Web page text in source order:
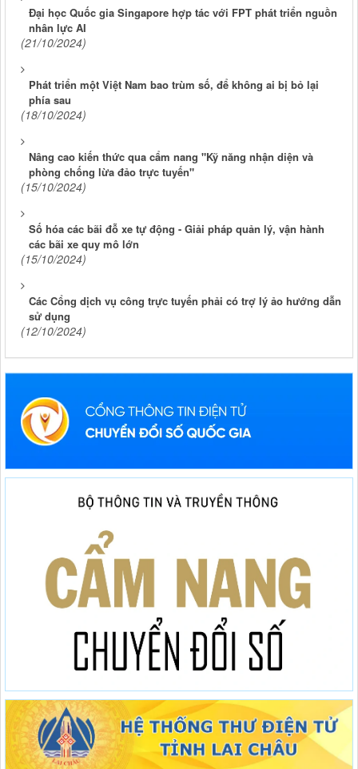
(21/10/2024)
Phát triển một Việt Nam bao trùm số, để không ai bị bỏ lại
phía sau
(18/10/2024)
Nâng cao kiến thức qua cẩm nang "Kỹ năng nhận diện và
phòng chống lừa đảo trực tuyến"
(15/10/2024)
Số hóa các bãi đỗ xe tự động - Giải pháp quản lý, vận hành
các bãi xe quy mô lớn
(15/10/2024)
Các Cổng dịch vụ công trực tuyến phải có trợ lý ảo hướng dẫn
sử dụng
(12/10/2024)